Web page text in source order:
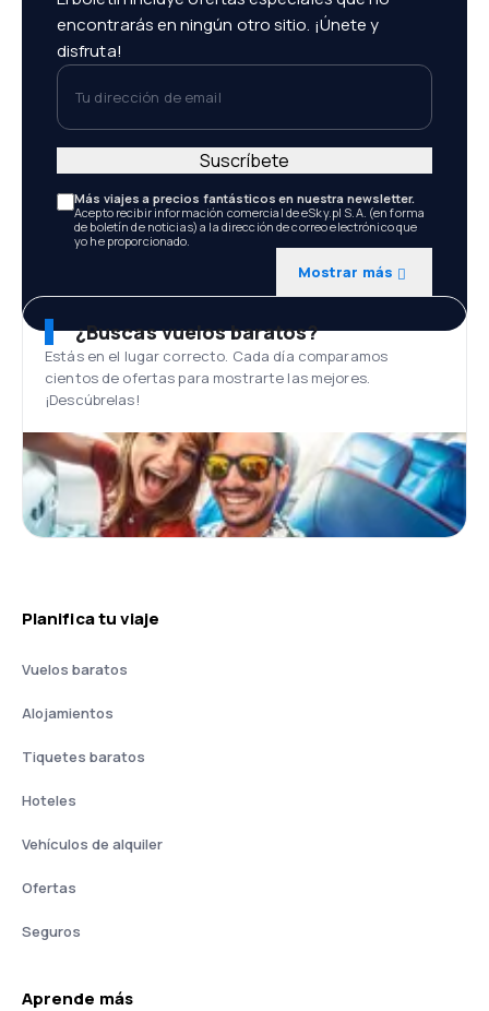
encontrarás en ningún otro sitio. ¡Únete y
disfruta!
Tu dirección de email
Más viajes a precios fantásticos en nuestra newsletter.
Acepto recibir información comercial de eSky.pl S.A. (en forma
de boletín de noticias) a la dirección de correo electrónico que
yo he proporcionado.
Mostrar más
Suscríbete
¿Buscas vuelos baratos?
Estás en el lugar correcto. Cada día comparamos
cientos de ofertas para mostrarte las mejores.
¡Descúbrelas!
Planifica tu viaje
Vuelos baratos
Alojamientos
Tiquetes baratos
Hoteles
Vehículos de alquiler
Ofertas
Seguros
Aprende más